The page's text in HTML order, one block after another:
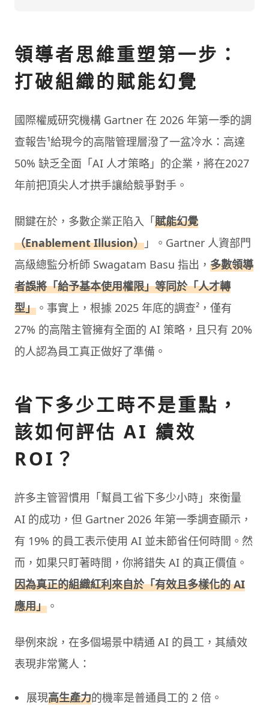
領導者思維重塑第一步：
打破組織的賦能幻覺
國際權威研究機構 Gartner 在 2026 年第一季的調
查報告¹給現今的高階管理層潑了一盆冷水：高達
50% 缺乏全面「AI 人才策略」的企業，將在2027
年前把頂尖人才拱手讓給競爭對手。
關鍵在於，多數企業正陷入「賦能幻覺
（Enablement Illusion） 」。Gartner 人資部門
高級總監分析師 Swagatam Basu 指出， 多數領導
者誤將「給予基本使用權限」等同於「人才轉
型」 。事實上，根據 2025 年底的調查²，僅有
27% 的高階主管擁有全面的 AI 策略，且只有 20%
的人認為員工真正做好了準備。
省下多少工時不是重點，
該如何評估 AI 績效
ROI？
許多主管習慣用「幫員工省下多少小時」來衡量
AI 的成功，但 Gartner 2026 年第一季調查顯示，
有 19% 的員工表示使用 AI 並未節省任何時間。然
而，如果只盯著時間，你將錯失 AI 的真正價值。
因為真正的組織紅利來自於「有效且多樣化的 AI
應用」 。
舉例來說，在多個場景中精通 AI 的員工，其績效
表現非常驚人：
展現高生產力的機率是普通員工的 2 倍。